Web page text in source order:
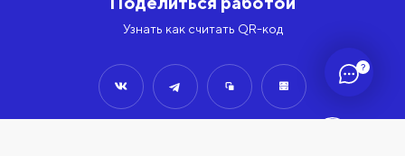
?
Узнать как считать QR-код